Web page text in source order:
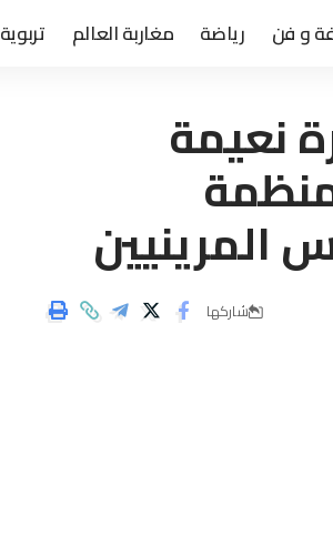
و فن رياضة مغاربة العالم تربوية
نعيمة
المرينيين
شاركها